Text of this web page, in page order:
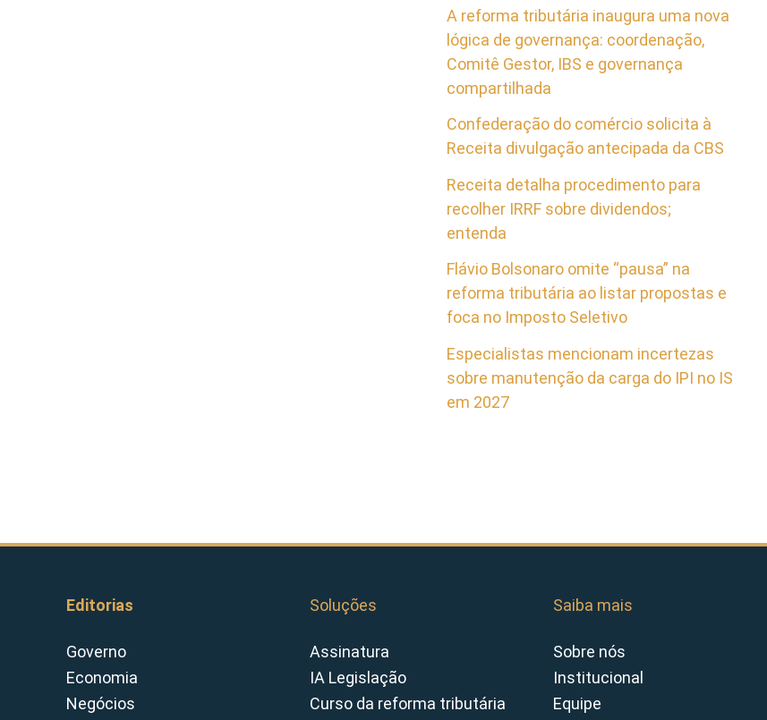
A reforma tributária inaugura uma nova
lógica de governança: coordenação,
Comitê Gestor, IBS e governança
compartilhada
Confederação do comércio solicita à
Receita divulgação antecipada da CBS
Receita detalha procedimento para
recolher IRRF sobre dividendos;
entenda
Flávio Bolsonaro omite “pausa” na
reforma tributária ao listar propostas e
foca no Imposto Seletivo
Especialistas mencionam incertezas
sobre manutenção da carga do IPI no IS
em 2027
Editorias
Governo
Economia
Negócios
Soluções
Assinatura
IA Legislação
Curso da reforma tributária
Saiba mais
Sobre nós
Institucional
Equipe